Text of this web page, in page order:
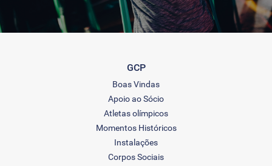
GCP
Boas Vindas
Apoio ao Sócio
Atletas olímpicos
Momentos Históricos
Instalações
Corpos Sociais